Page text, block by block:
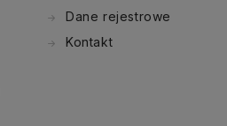
Dane rejestrowe
Kontakt